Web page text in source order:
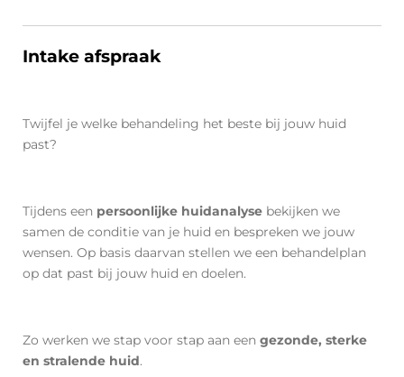
Intake afspraak
Twijfel je welke behandeling het beste bij jouw huid
past?
Tijdens een persoonlijke huidanalyse bekijken we
samen de conditie van je huid en bespreken we jouw
wensen. Op basis daarvan stellen we een behandelplan
op dat past bij jouw huid en doelen.
Zo werken we stap voor stap aan een gezonde, sterke
en stralende huid.